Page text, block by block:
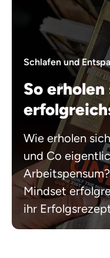
Schlafen und
So
Wie erholen
und Co
Mindset
ihr
Versicherungen
Wozu dürfen wir
Versicherungsprodukt
Krankenvoll
Versicherung
Beamten
Versicherung